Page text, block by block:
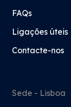
FAQs
Ligações úteis
Contacte-nos
Sede - Lisboa